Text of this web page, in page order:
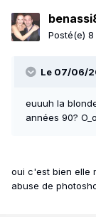
Posté(e) 8
Le 07/06/
euuuh la
années 90? O_o
oui c'est bien elle
abuse de